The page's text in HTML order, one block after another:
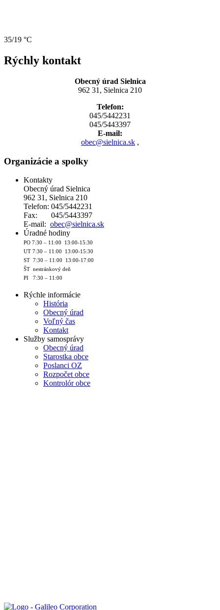
35/19 °C
Rýchly kontakt
Obecný úrad Sielnica
962 31, Sielnica 210
Telefon:
045/5442231
045/5443397
E-mail:
obec@sielnica.sk ,
Organizácie a spolky
Kontakty
Obecný úrad Sielnica
962 31, Sielnica 210
Telefon: 045/5442231
Fax: 045/5443397
E-mail: obec@sielnica.sk
Úradné hodiny
PO 7:30 – 11:00 13:00-15:30
UT 7:30 – 11:00 13:00-15:30
ST 7:30 – 11:00 13:00-17:00
ŠT nestránkový deň
PI 7:30 – 11:00
Rýchle informácie
História
Obecný úrad
Voľný čas
Kontakt
Služby samosprávy
Obecný úrad
Starostka obce
Poslanci OZ
Rozpočet obce
Kontrolór obce